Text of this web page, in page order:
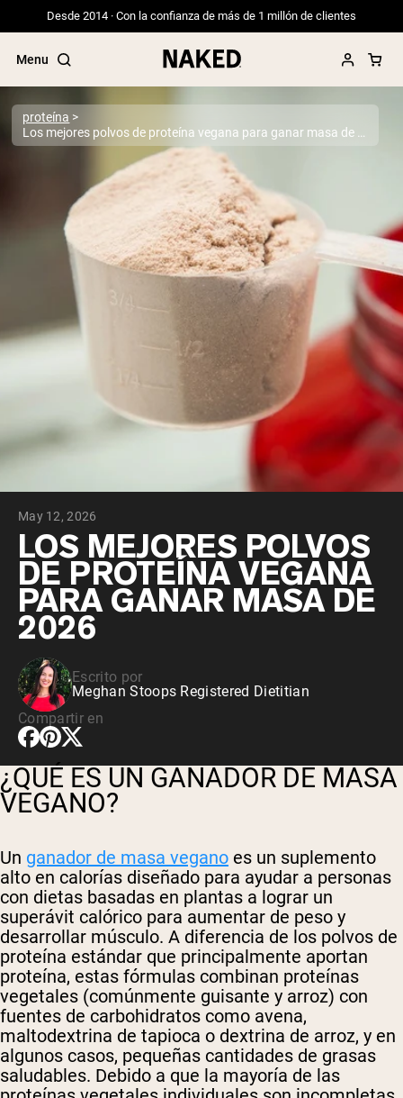
Desde 2014 · Con la confianza de más de 1 millón de clientes
Menu
Términos de Búsqueda Populares
”Protein Powder“
”Overnight Oats“
”Vegan protein“
”Micellar Casein“
proteína
May 12, 2026
LOS MEJORES POLVOS
DE PROTEÍNA VEGANA
PARA GANAR MASA DE
2026
Escrito por
Meghan Stoops Registered Dietitian
Compartir en
¿QUÉ ES UN GANADOR DE MASA
VEGANO?
Un ganador de masa vegano es un suplemento
alto en calorías diseñado para ayudar a personas
con dietas basadas en plantas a lograr un
superávit calórico para aumentar de peso y
desarrollar músculo. A diferencia de los polvos de
proteína estándar que principalmente aportan
proteína, estas fórmulas combinan proteínas
vegetales (comúnmente guisante y arroz) con
fuentes de carbohidratos como avena,
maltodextrina de tapioca o dextrina de arroz, y en
algunos casos, pequeñas cantidades de grasas
saludables. Debido a que la mayoría de las